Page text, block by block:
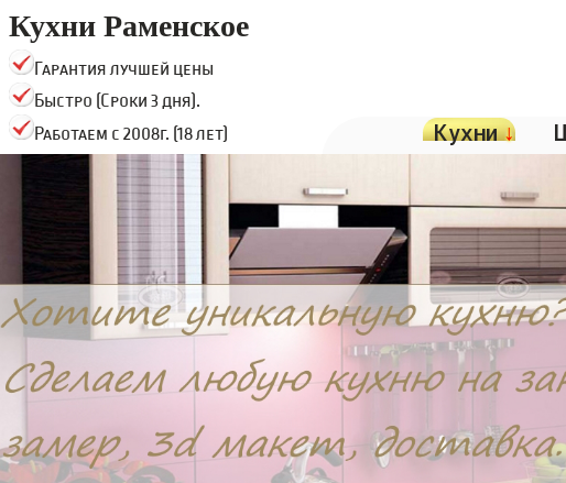
Кухни Раменское
Гарантия лучшей цены
Быстро (Сроки 3 дня).
Работаем с 2008г. (18 лет)
Кухни↓